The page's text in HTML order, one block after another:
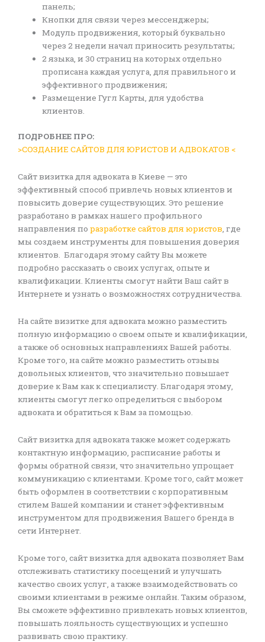
панель;
Кнопки для связи через мессенджеры;
Модуль продвижения, который буквально
через 2 недели начал приносить результаты;
2 языка, и 30 страниц на которых отдельно
прописана каждая услуга, для правильного и
эффективного продвижения;
Размещение Гугл Карты, для удобства
клиентов.
ПОДРОБНЕЕ ПРО:
>СОЗДАНИЕ САЙТОВ ДЛЯ ЮРИСТОВ И АДВОКАТОВ <
Сайт визитка для адвоката в Киеве — это
эффективный способ привлечь новых клиентов и
повысить доверие существующих. Это решение
разработано в рамках нашего профильного
направления по разработке сайтов для юристов, где
мы создаем инструменты для повышения доверия
клиентов. Благодаря этому сайту Вы можете
подробно рассказать о своих услугах, опыте и
квалификации. Клиенты смогут найти Ваш сайт в
Интернете и узнать о возможностях сотрудничества.
На сайте визитке для адвоката можно разместить
полную информацию о своем опыте и квалификации,
а также об основных направлениях Вашей работы.
Кроме того, на сайте можно разместить отзывы
довольных клиентов, что значительно повышает
доверие к Вам как к специалисту. Благодаря этому,
клиенты смогут легко определиться с выбором
адвоката и обратиться к Вам за помощью.
Сайт визитка для адвоката также может содержать
контактную информацию, расписание работы и
формы обратной связи, что значительно упрощает
коммуникацию с клиентами. Кроме того, сайт может
быть оформлен в соответствии с корпоративным
стилем Вашей компании и станет эффективным
инструментом для продвижения Вашего бренда в
сети Интернет.
Кроме того, сайт визитка для адвоката позволяет Вам
отслеживать статистику посещений и улучшать
качество своих услуг, а также взаимодействовать со
своими клиентами в режиме онлайн. Таким образом,
Вы сможете эффективно привлекать новых клиентов,
повышать лояльность существующих и успешно
развивать свою практику.